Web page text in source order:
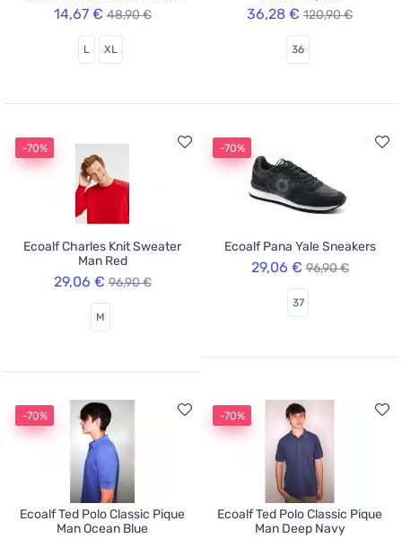
14,67 € 48,90 €
L XL
36,28 € 120,90 €
36
-70%
Ecoalf Charles Knit Sweater
Man Red
29,06 € 96,90 €
M
-70%
Ecoalf Pana Yale Sneakers
29,06 € 96,90 €
37
-70%
Ecoalf Ted Polo Classic Pique
Man Ocean Blue
-70%
Ecoalf Ted Polo Classic Pique
Man Deep Navy